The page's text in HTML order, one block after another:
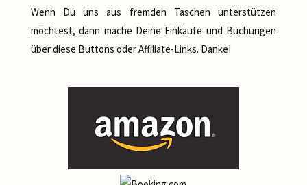
Wenn Du uns aus fremden Taschen unterstützen
möchtest, dann mache Deine Einkäufe und Buchungen
über diese Buttons oder Affiliate-Links. Danke!